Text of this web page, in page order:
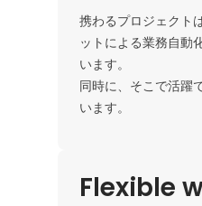
携わるプロジェクト
ットによる業務自動
います。
同時に、そこで活躍
います。
Flexible